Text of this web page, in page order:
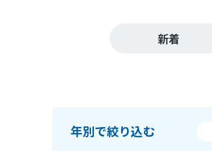
新着
年別で絞り込む